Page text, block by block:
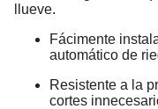
llueve.
Fácimente
automático de
Resistente a la
cortes